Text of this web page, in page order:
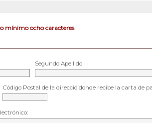
mínimo ocho caracteres
Segundo Apellido
Código Postal de la direcció donde recibe la carta de